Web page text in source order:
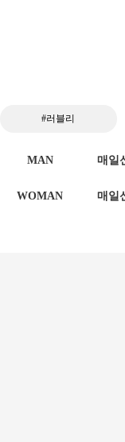
#러블리
MAN 매일
WOMAN 매일